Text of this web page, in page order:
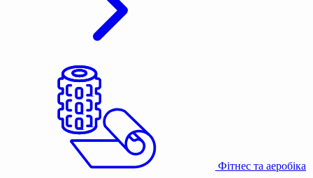
Фітнес та аеробіка